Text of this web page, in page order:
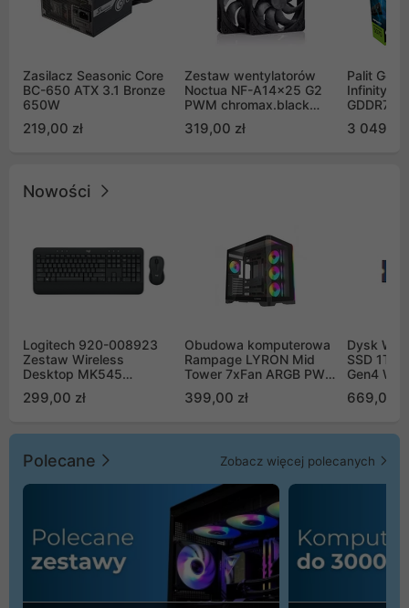
Zasilacz Seasonic Core
BC-650 ATX 3.1 Bronze
650W
219,00 zł
Zestaw wentylatorów
Noctua NF-A14x25 G2
PWM chromax.black
Push Pull (2szt)
319,00 zł
Palit
Infinity 3
GDDR7
GB2050S)
3 049,00
Nowości
Logitech 920-008923
Zestaw Wireless
Desktop MK545
299,00 zł
Obudowa komputerowa
Rampage LYRON Mid
Tower 7xFan ARGB PWM
399,00 zł
Dysk WD
SSD 1TB
Gen4
669,00
Polecane Zobacz więcej polecanych